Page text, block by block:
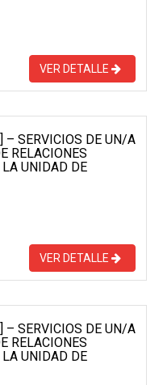
VER DETALLE
SERVICIOS DE UN/A
RELACIONES
UNIDAD DE
VER DETALLE
SERVICIOS DE UN/A
RELACIONES
UNIDAD DE